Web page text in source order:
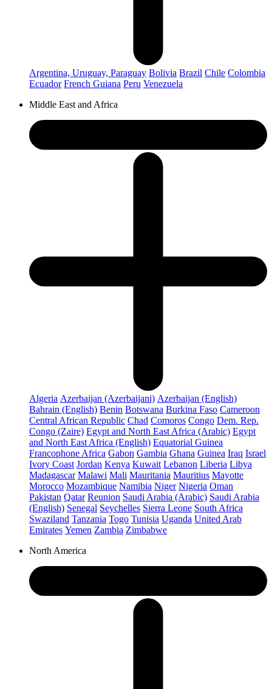
Argentina, Uruguay, Paraguay Bolivia Brazil Chile Colombia
Ecuador French Guiana Peru Venezuela
Middle East and Africa
Algeria Azerbaijan (Azerbaijani) Azerbaijan (English)
Bahrain (English) Benin Botswana Burkina Faso Cameroon
Central African Republic Chad Comoros Congo Dem. Rep.
Congo (Zaire) Egypt and North East Africa (Arabic) Egypt
and North East Africa (English) Equatorial Guinea
Francophone Africa Gabon Gambia Ghana Guinea Iraq Israel
Ivory Coast Jordan Kenya Kuwait Lebanon Liberia Libya
Madagascar Malawi Mali Mauritania Mauritius Mayotte
Morocco Mozambique Namibia Niger Nigeria Oman
Pakistan Qatar Reunion Saudi Arabia (Arabic) Saudi Arabia
(English) Senegal Seychelles Sierra Leone South Africa
Swaziland Tanzania Togo Tunisia Uganda United Arab
Emirates Yemen Zambia Zimbabwe
North America